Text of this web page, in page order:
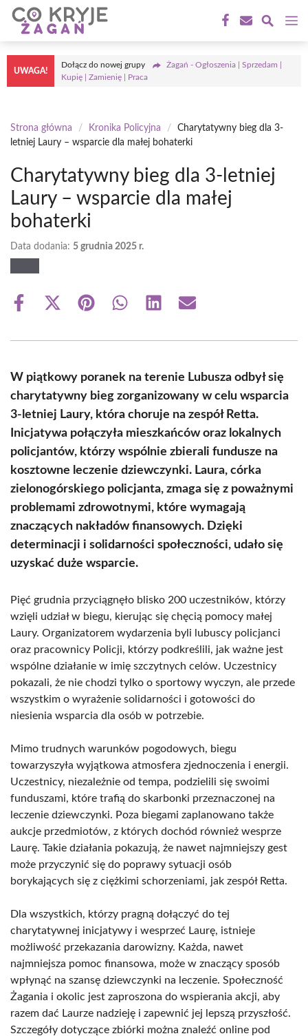
Przejdź
treści
UWAGA!
Dołącz do nowej grupy
Żagań - Ogłoszenia | Sprzedam |
Kupię | Zamienię | Praca
Strona główna / Kronika Policyjna /
Charytatywny bieg dla 3-
letniej Laury – wsparcie dla małej bohaterki
Charytatywny bieg dla 3-letniej
Laury – wsparcie dla małej
bohaterki
Data dodania: 5 grudnia 2025 r.
Share
Share
(Twitter)
Share Share Share Share
W piątkowy poranek na terenie Lubusza odbył się
charytatywny bieg zorganizowany w celu wsparcia
3-letniej Laury, która choruje na zespół Retta.
Inicjatywa połączyła mieszkańców oraz lokalnych
policjantów, którzy wspólnie zbierali fundusze na
kosztowne leczenie dziewczynki. Laura, córka
zielonogórskiego policjanta, zmaga się z poważnymi
problemami zdrowotnymi, które wymagają
znaczących nakładów finansowych. Dzięki
determinacji i solidarności społeczności, udało się
uzyskać duże wsparcie.
Pięć grudnia przyciągnęło blisko 200 uczestników, którzy
wzięli udział w biegu, kierując się chęcią pomocy małej
Laury. Organizatorem wydarzenia byli lubuscy policjanci
oraz pracownicy Policji, którzy podkreślili, jak ważne jest
wspólne działanie w imię szczytnych celów. Uczestnicy
pokazali, że nie chodzi tylko o sportowy wyczyn, ale przede
wszystkim o wyrażenie solidarności i gotowości do
niesienia wsparcia dla osób w potrzebie.
Mimo trudnych warunków pogodowych, biegu
towarzyszyła wyjątkowa atmosfera zjednoczenia i energii.
Uczestnicy, niezależnie od tempa, podzielili się swoimi
funduszami, które trafią do skarbonki przeznaczonej na
leczenie dziewczynki. Poza biegami zaplanowano także
aukcje przedmiotów, z których dochód również wesprze
Laurę. Takie działania pokazują, że nawet najmniejszy gest
może przyczynić się do poprawy sytuacji osób
borykających się z ciężkimi schorzeniami, jak zespół Retta.
Dla wszystkich, którzy pragną dołączyć do tej
charytatywnej inicjatywy i wesprzeć Laurę, istnieje
możliwość przekazania darowizny. Każda, nawet
najmniejsza pomoc finansowa, może w znaczący sposób
wpłynąć na szansę dziewczynki na leczenie. Społeczność
Żagania i okolic jest zaproszona do wspierania akcji, aby
razem dać Laurze nadzieję i zapewnić jej lepszą przyszłość.
Szczegóły dotyczące zbiórki można znaleźć online pod